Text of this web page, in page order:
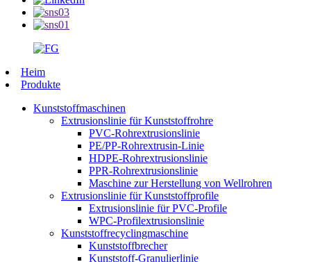
Heim
Produkte
Kunststoffmaschinen
Extrusionslinie für Kunststoffrohre
PVC-Rohrextrusionslinie
PE/PP-Rohrextrusin-Linie
HDPE-Rohrextrusionslinie
PPR-Rohrextrusionslinie
Maschine zur Herstellung von Wellrohren
Extrusionslinie für Kunststoffprofile
Extrusionslinie für PVC-Profile
WPC-Profilextrusionslinie
Kunststoffrecyclingmaschine
Kunststoffbrecher
Kunststoff-Granulierlinie